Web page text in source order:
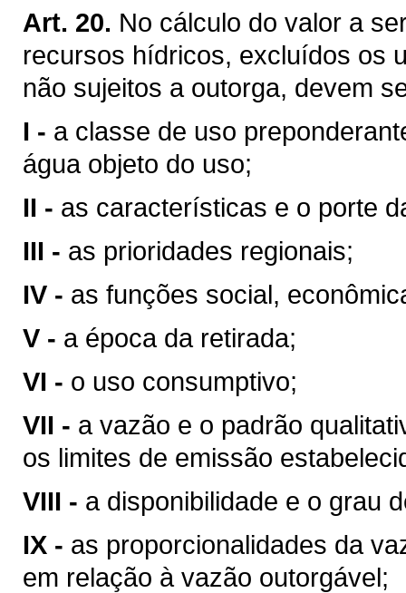
Art. 20. No cálculo do valor a
recursos hídricos, excluídos os
não sujeitos a outorga, devem
I - a classe de uso
água objeto do uso;
II - as características e o porte
III - as prioridades regionais;
IV - as funções social,
V - a época da retirada;
VI - o uso consumptivo;
VII - a vazão e o padrão
os limites de emissão
VIII - a disponibilidade e o grau
IX - as proporcionalidades da
em relação à vazão outorgável;